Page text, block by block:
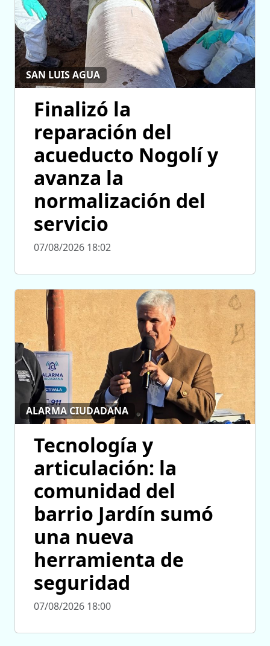
SAN LUIS AGUA
Finalizó la
reparación del
acueducto Nogolí y
avanza la
normalización del
servicio
07/08/2026 18:02
ALARMA CIUDADANA
Tecnología y
articulación: la
comunidad del
barrio Jardín sumó
una nueva
herramienta de
seguridad
07/08/2026 18:00